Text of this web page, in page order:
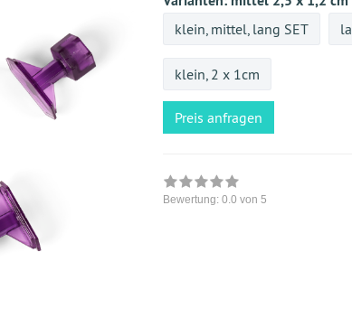
klein, mittel, lang SET
klein, 2 x 1cm
Preis anfragen
Bewertung: 0.0 von 5